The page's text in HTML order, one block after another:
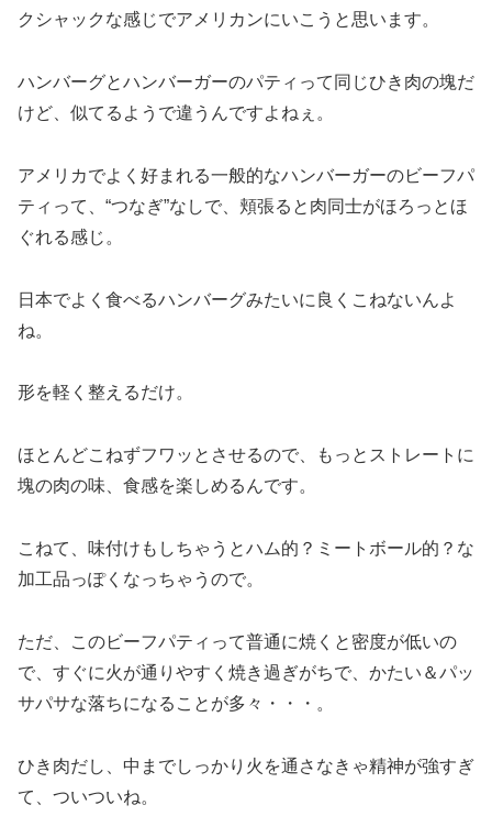
クシャックな感じでアメリカンにいこうと思います。
ハンバーグとハンバーガーのパティって同じひき肉の塊だ
けど、似てるようで違うんですよねぇ。
アメリカでよく好まれる一般的なハンバーガーのビーフパ
ティって、“つなぎ”なしで、頬張ると肉同士がほろっとほ
ぐれる感じ。
日本でよく食べるハンバーグみたいに良くこねないんよ
ね。
形を軽く整えるだけ。
ほとんどこねずフワッとさせるので、もっとストレートに
塊の肉の味、食感を楽しめるんです。
こねて、味付けもしちゃうとハム的？ミートボール的？な
加工品っぽくなっちゃうので。
ただ、このビーフパティって普通に焼くと密度が低いの
で、すぐに火が通りやすく焼き過ぎがちで、かたい＆パッ
サパサな落ちになることが多々・・・。
ひき肉だし、中までしっかり火を通さなきゃ精神が強すぎ
て、ついついね。